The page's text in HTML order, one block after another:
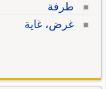
طرفة
غرض، غاية